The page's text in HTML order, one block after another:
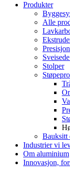
Produkter
Alle
Stolper
Bauksitt
Industrier vi
Om aluminium
Innovasjon,